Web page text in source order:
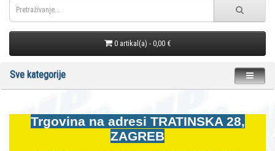
0 artikal(a) - 0,00 €
Sve kategorije
Trgovina na adresi TRATINSKA 28,
ZAGREB